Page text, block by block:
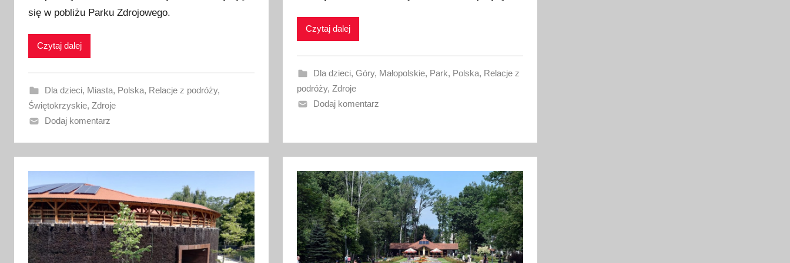
i
w
n
o
2
c
z
n
i
a
się w pobliżu Parku Zdrojowego.
Czytaj dalej
Dla dzieci, Miasta, Polska, Relacje z podróży,
Świętokrzyskie, Zdroje
Dodaj komentarz
o
a
n
o
e
ś
n
i
a
2
Czytaj dalej
Dla dzieci, Góry, Małopolskie, Park, Polska, Relacje z
podróży,Zdroje
Dodaj komentarz